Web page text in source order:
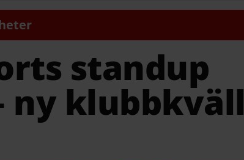
standup
ny klubbkväll